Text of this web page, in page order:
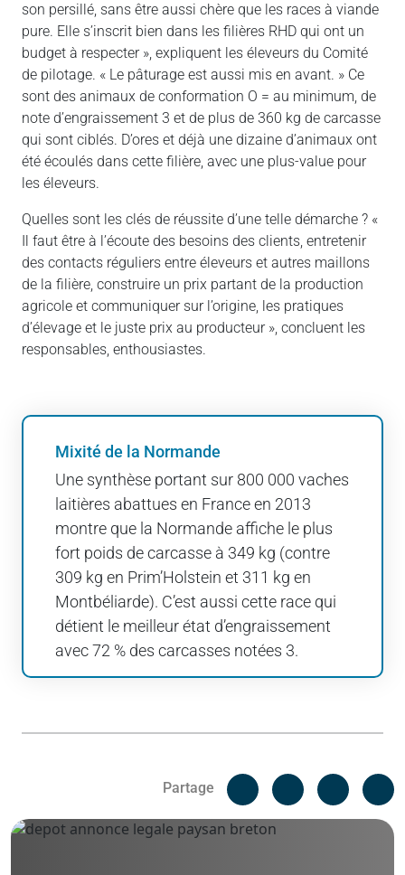
son persillé, sans être aussi chère que les races à viande
pure. Elle s’inscrit bien dans les filières RHD qui ont un
budget à respecter », expliquent les éleveurs du Comité
de pilotage. « Le pâturage est aussi mis en avant. » Ce
sont des animaux de conformation O = au minimum, de
note d’engraissement 3 et de plus de 360 kg de carcasse
qui sont ciblés. D’ores et déjà une dizaine d’animaux ont
été écoulés dans cette filière, avec une plus-value pour
les éleveurs.
Quelles sont les clés de réussite d’une telle démarche ? «
Il faut être à l’écoute des besoins des clients, entretenir
des contacts réguliers entre éleveurs et autres maillons
de la filière, construire un prix partant de la production
agricole et communiquer sur l’origine, les pratiques
d’élevage et le juste prix au producteur », concluent les
responsables, enthousiastes.
Mixité de la Normande
Une synthèse portant sur 800 000 vaches
laitières abattues en France en 2013
montre que la Normande affiche le plus
fort poids de carcasse à 349 kg (contre
309 kg en Prim’Holstein et 311 kg en
Montbéliarde). C’est aussi cette race qui
détient le meilleur état d’engraissement
avec 72 % des carcasses notées 3.
Partage
Facebook
Messenger
Linked